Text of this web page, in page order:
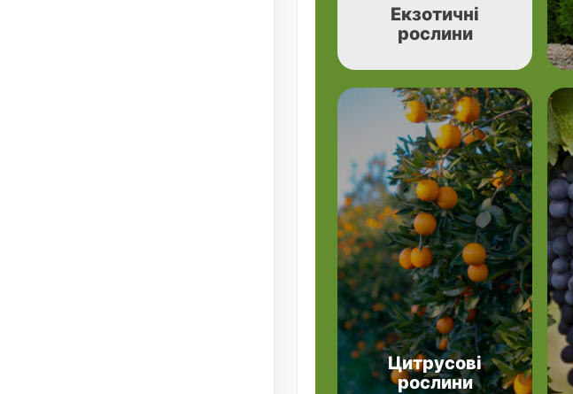
Екзотичні
рослини
Цитрусові
рослини